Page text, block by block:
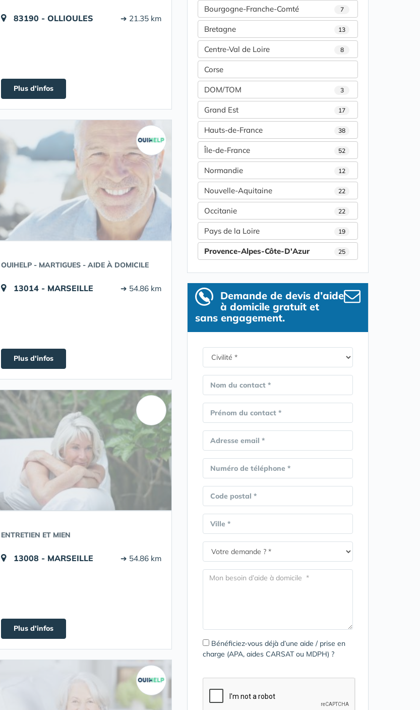
83190 - OLLIOULES ➔ 21.35 km
Plus d'infos
OUIHELP - MARTIGUES - AIDE À DOMICILE
13014 - MARSEILLE ➔ 54.86 km
Plus d'infos
ENTRETIEN ET MIEN
13008 - MARSEILLE ➔ 54.86 km
Plus d'infos
Bourgogne-Franche-Comté 7
Bretagne 13
Centre-Val de Loire 8
Corse
DOM/TOM 3
Grand Est 17
Hauts-de-France 38
Île-de-France 52
Normandie 12
Nouvelle-Aquitaine 22
Occitanie 22
Pays de la Loire 19
Provence-Alpes-Côte-D'Azur 25
Demande de devis d’aide
à domicile gratuit et
sans engagement.
Nom du contact *
Prénom du contact *
Adresse email *
Numéro de téléphone *
Code postal *
Ville *
Bénéficiez-vous déjà d’une aide / prise en
charge (APA, aides CARSAT ou MDPH) ?